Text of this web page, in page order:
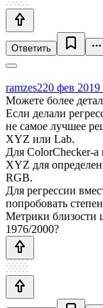
Ответить
ramzes220 фев 2019
Можете более
Если делали
не самое лучшее
XYZ или Lab.
Для ColorChecker-а
XYZ для
RGB.
Для регрессии
попробовать
Метрики близости
1976/2000?